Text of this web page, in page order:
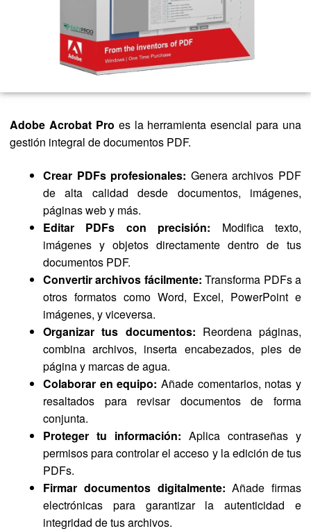
Adobe Acrobat Pro es la herramienta esencial para una
gestión integral de documentos PDF.
Crear PDFs profesionales: Genera archivos PDF
de alta calidad desde documentos, imágenes,
páginas web y más.
Editar PDFs con precisión: Modifica texto,
imágenes y objetos directamente dentro de tus
documentos PDF.
Convertir archivos fácilmente: Transforma PDFs a
otros formatos como Word, Excel, PowerPoint e
imágenes, y viceversa.
Organizar tus documentos: Reordena páginas,
combina archivos, inserta encabezados, pies de
página y marcas de agua.
Colaborar en equipo: Añade comentarios, notas y
resaltados para revisar documentos de forma
conjunta.
Proteger tu información: Aplica contraseñas y
permisos para controlar el acceso y la edición de tus
PDFs.
Firmar documentos digitalmente: Añade firmas
electrónicas para garantizar la autenticidad e
integridad de tus archivos.